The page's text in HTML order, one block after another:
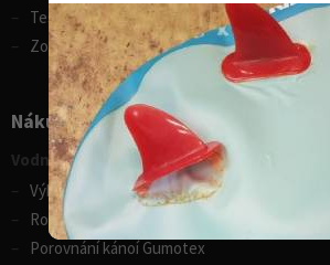
Test centrum SPORTEN
Zobrazit vše
Nákupní rádce
Vodní sporty
Výběr pádla na paddleboard
Rozdíly v paddleboardech
Porovnání kánoí Gumotex